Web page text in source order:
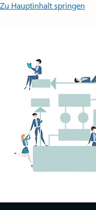
Zu Hauptinhalt springen